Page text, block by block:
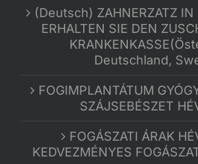
(Deutsch) ZAHNERZATZ IN
ERHALTEN SIE DEN
Deutschland,
FOGIMPLANTÁTUM
SZÁJSEBÉSZET
FOGÁSZATI ÁRAK
KEDVEZMÉNYES